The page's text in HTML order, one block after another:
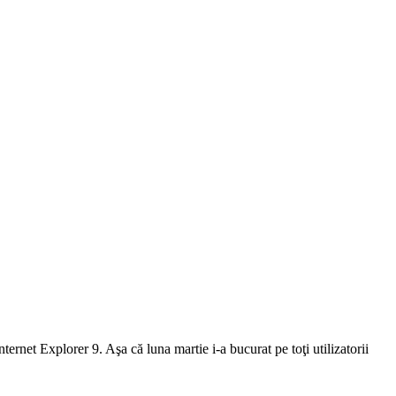
Explorer 9. Aşa că luna martie i-a bucurat pe toţi utilizatorii